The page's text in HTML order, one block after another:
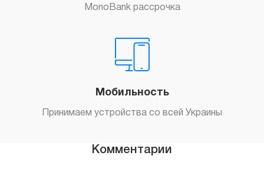
MonoBank рассрочка
Мобильность
Принимаем устройства со всей Украины
Комментарии